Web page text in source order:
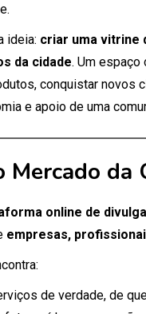
ideia: criar uma vitrine
da cidade. Um
conquistar novos
e apoio de uma
Mercado da
online de
empresas,
de verdade, de